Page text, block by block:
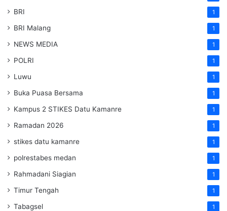
BRI 1
BRI Malang 1
NEWS MEDIA 1
POLRI 1
Luwu 1
Buka Puasa Bersama 1
Kampus 2 STIKES Datu Kamanre 1
Ramadan 2026 1
stikes datu kamanre 1
polrestabes medan 1
Rahmadani Siagian 1
Timur Tengah 1
Tabagsel 1